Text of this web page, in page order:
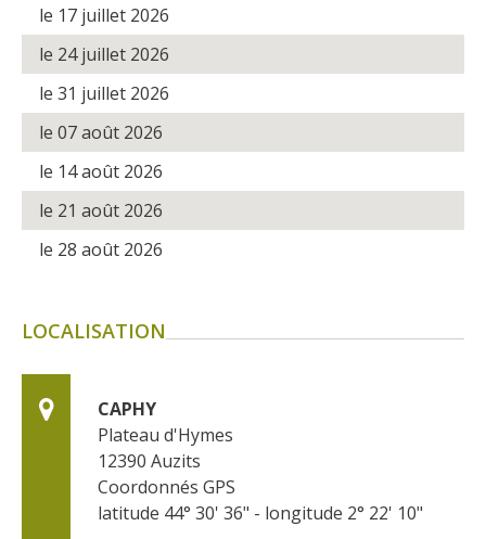
le 17 juillet 2026
le 24 juillet 2026
le 31 juillet 2026
le 07 août 2026
le 14 août 2026
le 21 août 2026
le 28 août 2026
LOCALISATION
CAPHY
Plateau d'Hymes
12390 Auzits
Coordonnés GPS
latitude 44° 30' 36" - longitude 2° 22' 10"